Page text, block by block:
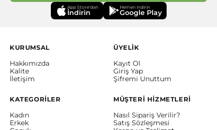
App Store'dan
İndirin
Hemen indirin
Google Play
KURUMSAL
Hakkımızda
Kalite
İletişim
ÜYELİK
Kayıt Ol
Giriş Yap
Şifremi Unuttum
KATEGORİLER
Kadın
Erkek
MÜŞTERİ HİZMETLERİ
Nasıl Sipariş Verilir?
Satış Sözleşmesi